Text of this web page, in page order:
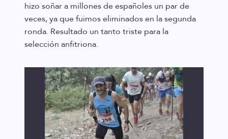
hizo soñar a millones de españoles un par de
veces, ya que fuimos eliminados en la segunda
ronda. Resultado un tanto triste para la
selección anfitriona.